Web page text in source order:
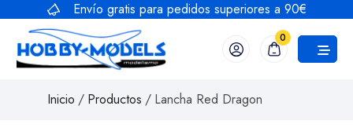
contenido
Envío gratis para pedidos superiores a 90€
0
Inicio / Productos / Lancha Red Dragon